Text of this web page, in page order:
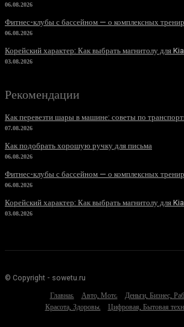
06.08.2026
Фитнес-клубы с бассейном — о комплексных
06.08.2026
Корейский характер: Как выбрать магнитолу для
03.08.2026
Рекомендации
Как перевезти шары в машине: советы по
07.08.2026
Как подобрать хорошую ручку для письма
06.08.2026
Фитнес-клубы с бассейном — о комплексных
06.08.2026
Корейский характер: Как выбрать магнитолу для
03.08.2026
© Copyright - sowetu.ru
Главная
Авто, Мото Деньги, Бизнес,
Красота, Здоровье
Цифровая, Бытовая